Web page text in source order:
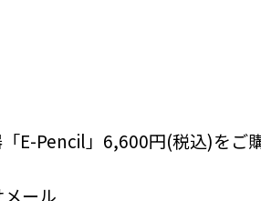
E-Pencil」6,600円(税込)をご
ール